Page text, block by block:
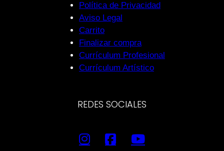
Política de Privacidad
Aviso Legal
Carrito
Finalizar compra
Currículum Profesional
Currículum Artístico
REDES SOCIALES